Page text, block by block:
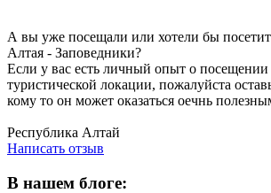
А вы уже посещали или хотели бы
Алтая - Заповедники?
Если у вас есть личный опыт о посещении
туристической локации, пожалуйста
кому то он может оказаться оечнь
Республика Алтай
Написать отзыв
В нашем блоге: